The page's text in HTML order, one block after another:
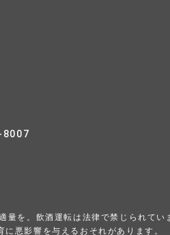
8007
を。飲酒運転は法律で禁じられてい
悪影響を与えるおそれがあります。